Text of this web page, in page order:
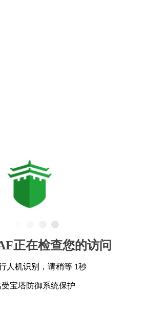
正在检查您的访问
人机识别，请稍等 1秒
宝塔防御系统保护